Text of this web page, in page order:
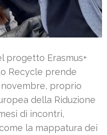
progetto Erasmus+
Recycle prende
novembre, proprio
della Riduzione
di incontri,
la mappatura dei